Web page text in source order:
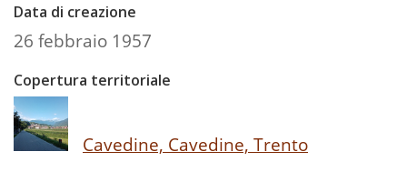
Data di creazione
26 febbraio 1957
Copertura territoriale
Cavedine, Cavedine, Trento